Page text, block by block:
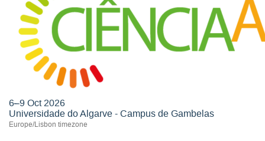
6–9 Oct 2026
Universidade do Algarve - Campus de Gambelas
Europe/Lisbon timezone